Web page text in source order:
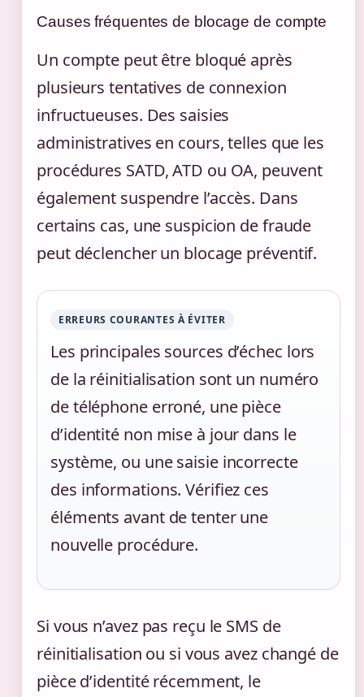
Causes fréquentes de blocage de compte
Un compte peut être bloqué après
plusieurs tentatives de connexion
infructueuses. Des saisies
administratives en cours, telles que les
procédures SATD, ATD ou OA, peuvent
également suspendre l’accès. Dans
certains cas, une suspicion de fraude
peut déclencher un blocage préventif.
ERREURS COURANTES À ÉVITER
Les principales sources d’échec lors
de la réinitialisation sont un numéro
de téléphone erroné, une pièce
d’identité non mise à jour dans le
système, ou une saisie incorrecte
des informations. Vérifiez ces
éléments avant de tenter une
nouvelle procédure.
Si vous n’avez pas reçu le SMS de
réinitialisation ou si vous avez changé de
pièce d’identité récemment, le